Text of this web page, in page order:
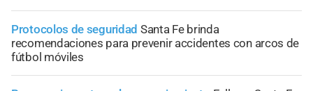
Protocolos de seguridad Santa Fe brinda
recomendaciones para prevenir accidentes con arcos de
fútbol móviles